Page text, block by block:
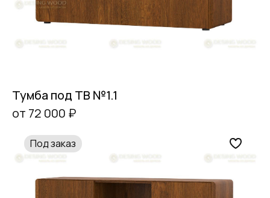
Тумба под ТВ №1.1
от 72 000 ₽
Под заказ